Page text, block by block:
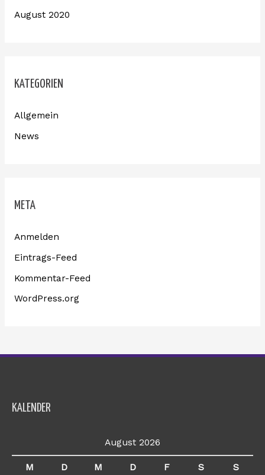
August 2020
KATEGORIEN
Allgemein
News
META
Anmelden
Eintrags-Feed
Kommentar-Feed
WordPress.org
KALENDER
August 2026
M D M D F S S